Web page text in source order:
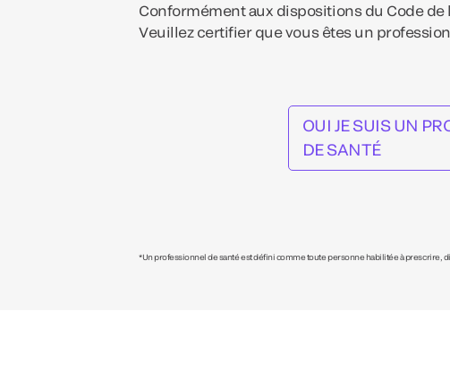
Conformément aux dispositions du Code
Veuillez certifier que vous êtes un
OUI JE SUIS UN
DE SANTÉ
*Un professionnel de santé est défini comme toute personne habilitée à prescrire,